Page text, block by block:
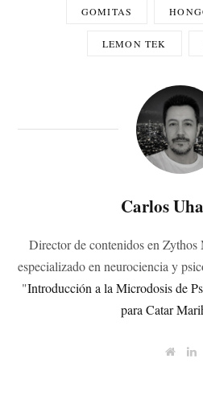
GOMITAS
LEMON TEK
Carlos
Director de contenidos en
especializado en neurociencia y
"Introducción a la Microdosis de
para Catar
W
L